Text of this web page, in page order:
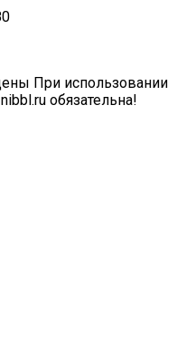
При использовании
обязательна!